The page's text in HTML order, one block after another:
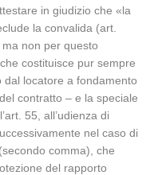
in giudizio che «la
la convalida (art.
non per questo
costituisce pur sempre
locatore a fondamento
contratto – e la speciale
55, all’udienza di
nel caso di
comma), che
del rapporto